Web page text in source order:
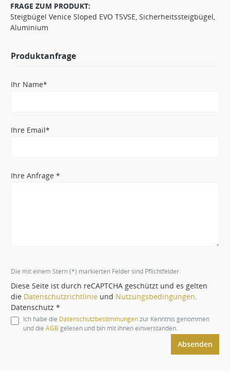
FRAGE ZUM PRODUKT:
Steigbügel Venice Sloped EVO TSVSE, Sicherheitssteigbügel,
Aluminium
Produktanfrage
Ihr Name*
Ihre Email*
Ihre Anfrage *
Die mit einem Stern (*) markierten Felder sind Pflichtfelder.
Diese Seite ist durch reCAPTCHA geschützt und es gelten
die Datenschutzrichtlinie und Nutzungsbedingungen
Datenschutz *
Ich habe die Datenschutzbestimmungenzur Kenntnis genommen
und die AGB gelesen und bin mit ihnen einverstanden.
Absenden